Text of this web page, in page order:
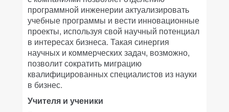
программной инженерии актуализировать
учебные программы и вести инновационные
проекты, используя свой научный потенциал
в интересах бизнеса. Такая синергия
научных и коммерческих задач, возможно,
позволит сократить миграцию
квалифицированных специалистов из науки
в бизнес.
Учителя и ученики